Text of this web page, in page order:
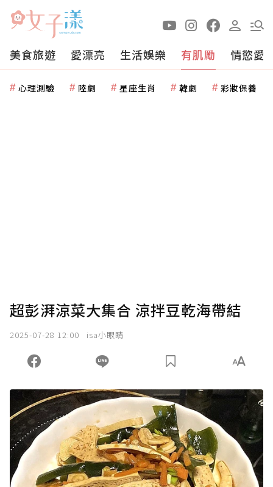
美食旅遊 愛漂亮 生活娛樂 有肌勵 情慾愛
心理測驗 陸劇 星座生肖 韓劇 彩妝保養
超彭湃涼菜大集合 涼拌豆乾海帶結
2025-07-28 12:00 isa小眼睛